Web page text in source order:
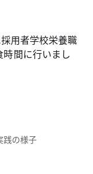
用者学校栄養職
間に行いまし
践の様子